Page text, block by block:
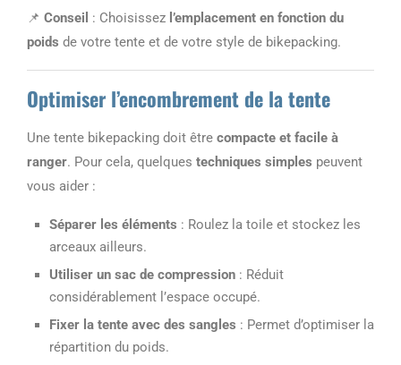
📌 Conseil : Choisissez l’emplacement en fonction du
poids de votre tente et de votre style de bikepacking.
Optimiser l’encombrement de la tente
Une tente bikepacking doit être compacte et facile à
ranger. Pour cela, quelques techniques simples peuvent
vous aider :
Séparer les éléments : Roulez la toile et stockez les
arceaux ailleurs.
Utiliser un sac de compression : Réduit
considérablement l’espace occupé.
Fixer la tente avec des sangles : Permet d’optimiser la
répartition du poids.